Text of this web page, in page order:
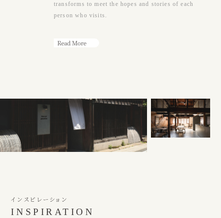
transforms to meet the hopes and stories of each
person who visits.
Read More
インスピレーション
INSPIRATION